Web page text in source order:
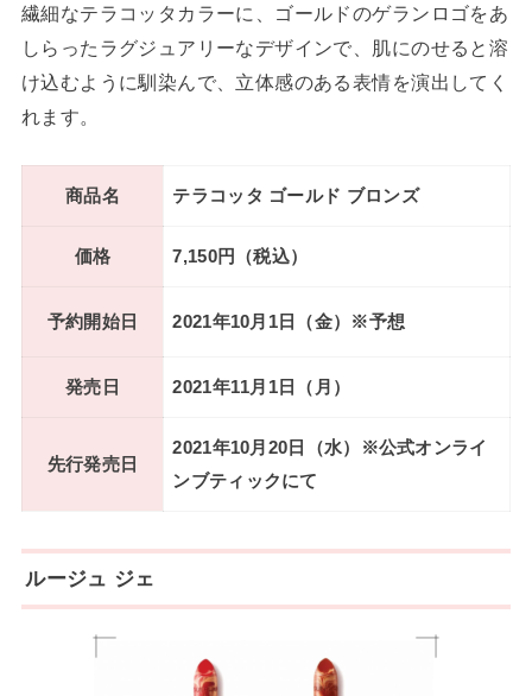
繊細なテラコッタカラーに、ゴールドのゲランロゴをあ
しらったラグジュアリーなデザインで、肌にのせると溶
け込むように馴染んで、立体感のある表情を演出してく
れます。
商品名 テラコッタ ゴールド ブロンズ
価格 7,150円（税込）
予約開始日 2021年10月1日（金）※予想
発売日 2021年11月1日（月）
先行発売日
2021年10月20日（水）※公式オンライ
ンブティックにて
ルージュ ジェ